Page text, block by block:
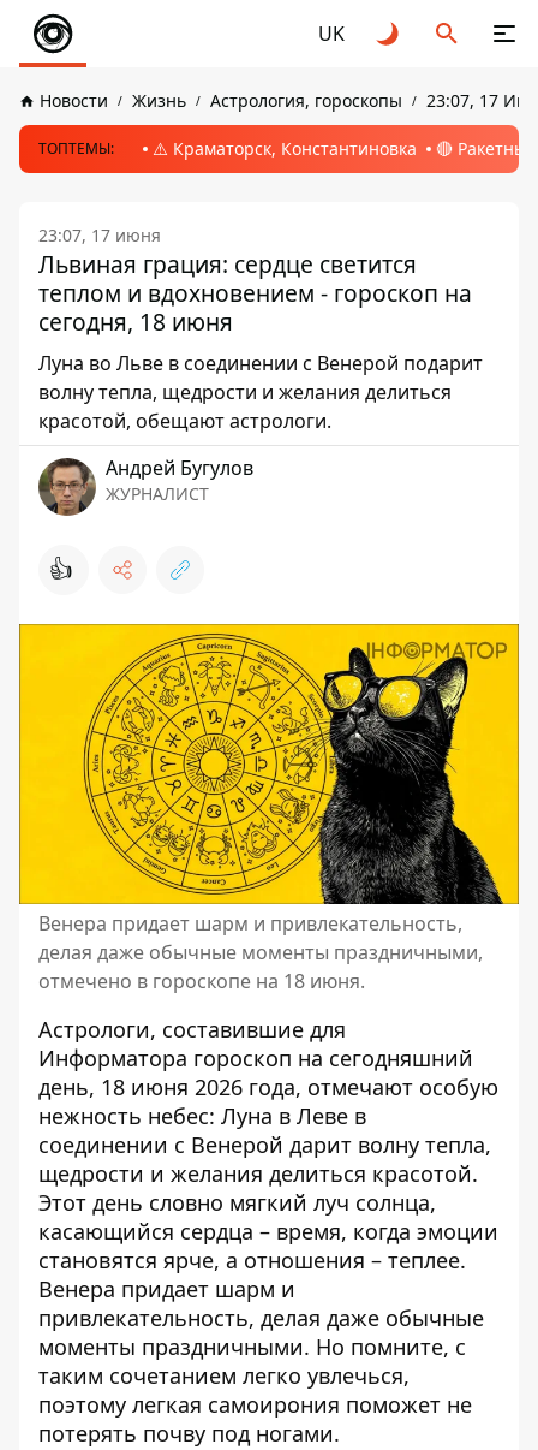
UK
Новости Жизнь Астрология, гороскопы 23:07, 17
ТОПТЕМЫ: ⚠️ Краматорск, Константиновка 🔴
23:07, 17 июня
Львиная грация: сердце светится
теплом и вдохновением - гороскоп на
сегодня, 18 июня
Луна во Льве в соединении с Венерой подарит
волну тепла, щедрости и желания делиться
красотой, обещают астрологи.
Андрей Бугулов
ЖУРНАЛИСТ
👍
Венера придает шарм и привлекательность,
делая даже обычные моменты праздничными,
отмечено в гороскопе на 18 июня.
Астрологи, составившие для
Информатора гороскоп на сегодняшний
день, 18 июня 2026 года, отмечают особую
нежность небес: Луна в Леве в
соединении с Венерой дарит волну тепла,
щедрости и желания делиться красотой.
Этот день словно мягкий луч солнца,
касающийся сердца – время, когда эмоции
становятся ярче, а отношения – теплее.
Венера придает шарм и
привлекательность, делая даже обычные
моменты праздничными. Но помните, с
таким сочетанием легко увлечься,
поэтому легкая самоирония поможет не
потерять почву под ногами.